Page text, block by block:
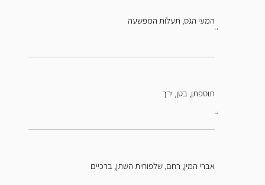
המעי הגס, תעלות המפשעה
תוספתן, בטן, ירך
אברי המין, רחם, שלפוחית השתן, ברכיים
L1
L2